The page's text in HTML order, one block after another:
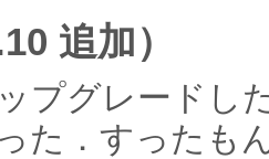
追加）
プグレードし
た．すったも